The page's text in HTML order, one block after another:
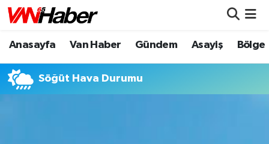
Anasayfa Van Haber Gündem Asayiş Bölge
Söğüt Hava Durumu
Nöbetçi Eczaneler
Hava Durumu